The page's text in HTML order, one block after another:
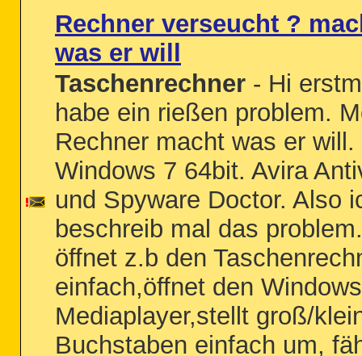
Rechner verseucht ?
was er will
Taschenrechner - Hi
habe ein rießen problem.
Rechner macht was er will.
Windows 7 64bit. Avira
und Spyware Doctor. Also
beschreib mal das
öffnet z.b den
einfach,öffnet den Windows
Mediaplayer,stellt groß/
Buchstaben einfach um,